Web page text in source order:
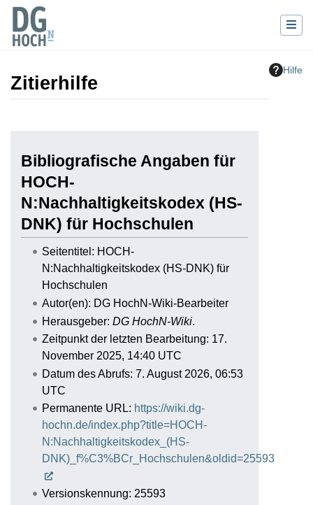
Hilfe
Zitierhilfe
Bibliografische Angaben für
HOCH-
N:Nachhaltigkeitskodex (HS-
DNK) für Hochschulen
Seitentitel: HOCH-
N:Nachhaltigkeitskodex (HS-DNK) für
Hochschulen
Autor(en): DG HochN-Wiki-Bearbeiter
Herausgeber: DG HochN-Wiki.
Zeitpunkt der letzten Bearbeitung: 17.
November 2025, 14:40 UTC
Datum des Abrufs: 7. August 2026, 06:53
UTC
Permanente URL: https://wiki.dg-
hochn.de/index.php?title=HOCH-
N:Nachhaltigkeitskodex_(HS-
DNK)_f%C3%BCr_Hochschulen&oldid=25593
Versionskennung: 25593